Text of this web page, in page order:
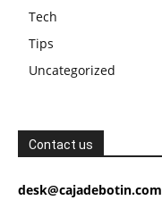
Tech
Tips
Uncategorized
Contact us
desk@cajadebotin.com